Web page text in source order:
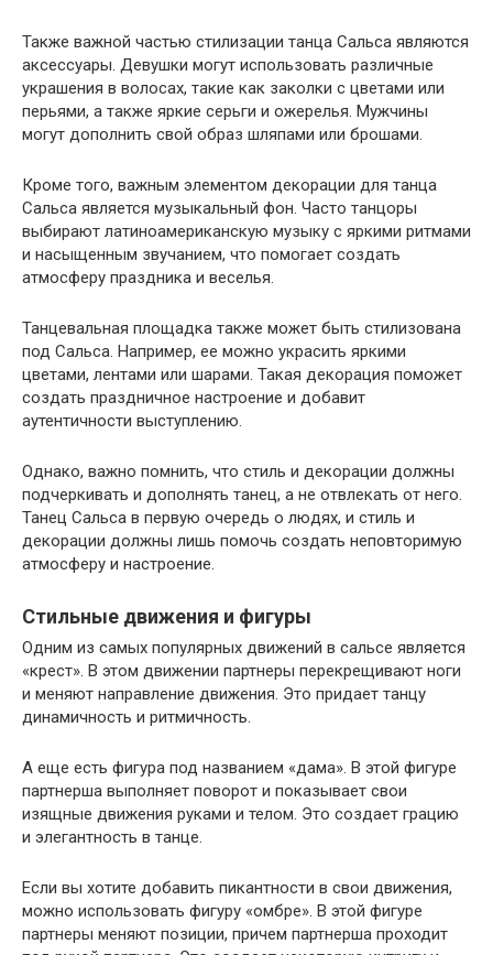
Также важной частью стилизации танца Сальса являются
аксессуары. Девушки могут использовать различные
украшения в волосах, такие как заколки с цветами или
перьями, а также яркие серьги и ожерелья. Мужчины
могут дополнить свой образ шляпами или брошами.
Кроме того, важным элементом декорации для танца
Сальса является музыкальный фон. Часто танцоры
выбирают латиноамериканскую музыку с яркими ритмами
и насыщенным звучанием, что помогает создать
атмосферу праздника и веселья.
Танцевальная площадка также может быть стилизована
под Сальса. Например, ее можно украсить яркими
цветами, лентами или шарами. Такая декорация поможет
создать праздничное настроение и добавит
аутентичности выступлению.
Однако, важно помнить, что стиль и декорации должны
подчеркивать и дополнять танец, а не отвлекать от него.
Танец Сальса в первую очередь о людях, и стиль и
декорации должны лишь помочь создать неповторимую
атмосферу и настроение.
Стильные движения и фигуры
Одним из самых популярных движений в сальсе является
«крест». В этом движении партнеры перекрещивают ноги
и меняют направление движения. Это придает танцу
динамичность и ритмичность.
А еще есть фигура под названием «дама». В этой фигуре
партнерша выполняет поворот и показывает свои
изящные движения руками и телом. Это создает грацию
и элегантность в танце.
Если вы хотите добавить пикантности в свои движения,
можно использовать фигуру «омбре». В этой фигуре
партнеры меняют позиции, причем партнерша проходит